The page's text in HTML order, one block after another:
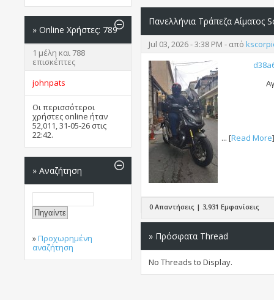
» Online Χρήστες: 789
1 μέλη και 788
επισκέπτες
johnpats
Οι περισσότεροι
χρήστες online ήταν
52,011, 31-05-26 στις
22:42.
» Αναζήτηση
»Προχωρημένη
αναζήτηση
Πανελλήνια Τράπεζα Αίματος
Jul 03, 2026 - 3:38 PM - από
... [Read More]
0 Απαντήσεις | 3,931 Εμφανίσεις
» Πρόσφατα Thread
No Threads to Display.